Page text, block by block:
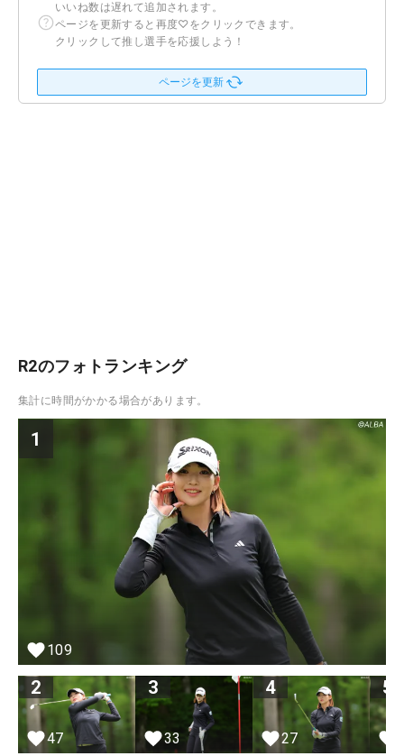
いいね数は遅れて追加されます。
ページを更新すると再度♡をクリックできます。
クリックして推し選手を応援しよう！
ページを更新
R2のフォトランキング
集計に時間がかかる場合があります。
1
109
2
47
3
33
4
27
5